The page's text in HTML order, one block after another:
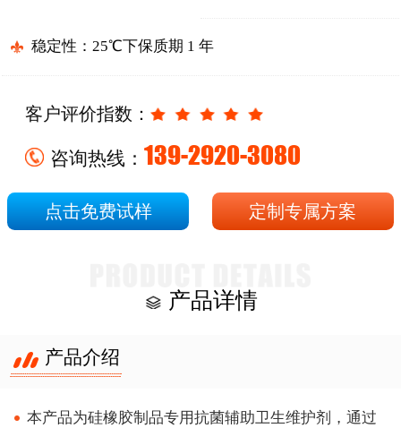
稳定性：25℃下保质期 1 年
客户评价指数：
咨询热线： 139-2920-3080
点击免费试样 定制专属方案
产品详情
产品介绍
本产品为硅橡胶制品专用抗菌辅助卫生维护剂，通过